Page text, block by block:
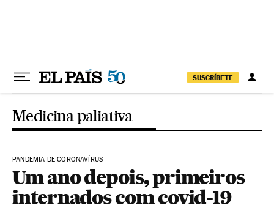
SUSCRÍBETE
Medicina paliativa
PANDEMIA DE CORONAVÍRUS
Um ano depois, primeiros
internados com covid-19